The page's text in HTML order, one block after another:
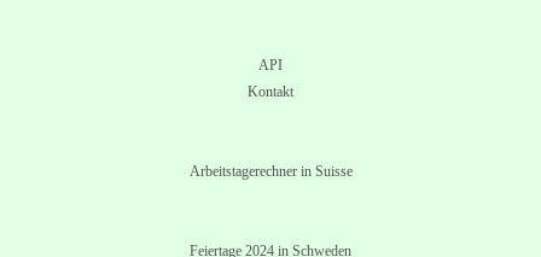
API
Kontakt
Arbeitstagerechner in Suisse
Feiertage 2024 in Schweden